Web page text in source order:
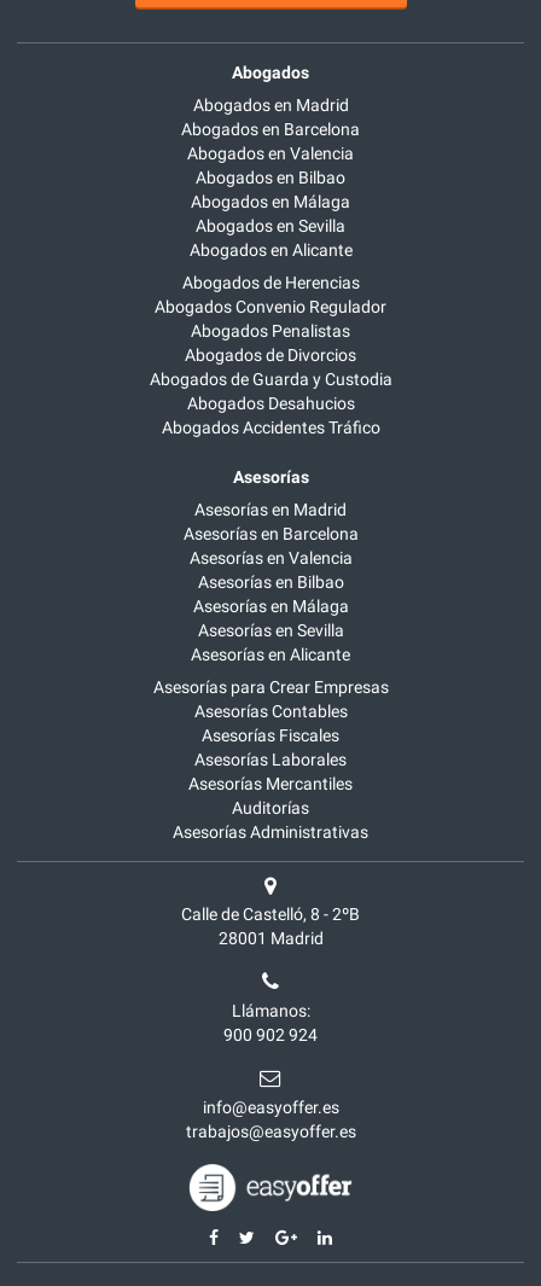
Abogados
Abogados en Madrid
Abogados en Barcelona
Abogados en Valencia
Abogados en Bilbao
Abogados en Málaga
Abogados en Sevilla
Abogados en Alicante
Abogados de Herencias
Abogados Convenio Regulador
Abogados Penalistas
Abogados de Divorcios
Abogados de Guarda y Custodia
Abogados Desahucios
Abogados Accidentes Tráfico
Asesorías
Asesorías en Madrid
Asesorías en Barcelona
Asesorías en Valencia
Asesorías en Bilbao
Asesorías en Málaga
Asesorías en Sevilla
Asesorías en Alicante
Asesorías para Crear Empresas
Asesorías Contables
Asesorías Fiscales
Asesorías Laborales
Asesorías Mercantiles
Auditorías
Asesorías Administrativas
Calle de Castelló, 8 - 2ºB
28001 Madrid
Llámanos:
900 902 924
info@easyoffer.es
trabajos@easyoffer.es